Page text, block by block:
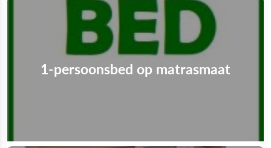
1-persoonsbed op matrasmaat